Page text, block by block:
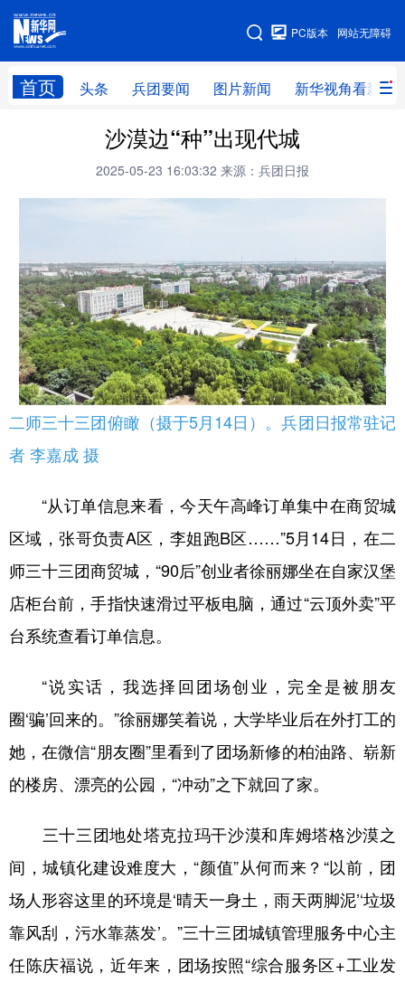
网站无障碍
PC版本
首页 头条 兵团要闻 图片新闻 新华视角看新疆
网站地图
兵团要闻 图片新闻
北京 天津 河北 山西
辽宁 吉林 上海 江苏
浙江 安徽 福建 江西
山东 河南 湖北 湖南
广东 广西 海南 重庆
陕西 甘肃 青海 宁夏
新疆 内蒙古 黑龙江
多语种频道
Русский язык 日本語 한국어
沙漠边“种”出现代城
2025-05-23 16:03:32 来源：兵团日报
二师三十三团俯瞰（摄于5月14日）。兵团日报常驻记
者 李嘉成 摄
“从订单信息来看，今天午高峰订单集中在商贸城
区域，张哥负责A区，李姐跑B区……”5月14日，在二
师三十三团商贸城，“90后”创业者徐丽娜坐在自家汉堡
店柜台前，手指快速滑过平板电脑，通过“云顶外卖”平
台系统查看订单信息。
“说实话，我选择回团场创业，完全是被朋友
圈‘骗’回来的。”徐丽娜笑着说，大学毕业后在外打工的
她，在微信“朋友圈”里看到了团场新修的柏油路、崭新
的楼房、漂亮的公园，“冲动”之下就回了家。
三十三团地处塔克拉玛干沙漠和库姆塔格沙漠之
间，城镇化建设难度大，“颜值”从何而来？“以前，团
场人形容这里的环境是‘晴天一身土，雨天两脚泥’‘垃圾
靠风刮，污水靠蒸发’。”三十三团城镇管理服务中心主
任陈庆福说，近年来，团场按照“综合服务区+工业发